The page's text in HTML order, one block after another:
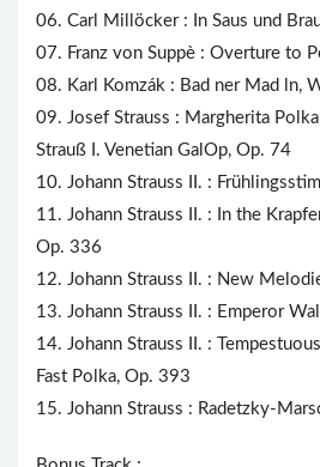
06. Carl Millöcker : In Saus und
07. Franz von Suppè : Overture to
08. Karl Komzák : Bad ner Mad ln,
09. Josef Strauss : Margherita
Strauß I. Venetian GalOp, Op. 74
10. Johann Strauss II. :
11. Johann Strauss II. : In the
Op. 336
12. Johann Strauss II. : New
13. Johann Strauss II. : Emperor
14. Johann Strauss II. :
Fast Polka, Op. 393
15. Johann Strauss : Radetzky-